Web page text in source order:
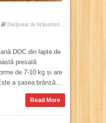
Dicționar de brânzeturi
DOC din lapte de
presată
de 7-10 kg și are
a șasea brânză...
Read More